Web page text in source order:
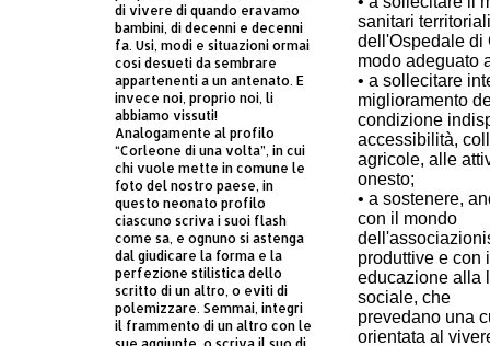
sanitari
dell'Ospedale di
modo adeguato
• a sollecitare
miglioramento
condizione
accessibilità,
agricole, alle
onesto;
• a sostenere,
con il mondo
produttive e con
educazione alla
sociale, che
prevedano una
orientata al
di vivere di quando eravamo
bambini, di decenni e decenni
fa. Usi, modi e situazioni ormai
così desueti da sembrare
appartenenti a un antenato. E
invece noi, proprio noi, li
abbiamo vissuti!
Analogamente al profilo
“Corleone di una volta”, in cui
chi vuole mette in comune le
foto del nostro paese, in
questo neonato profilo
ciascuno scriva i suoi flash
come sa, e ognuno si astenga
dal giudicare la forma e la
perfezione stilistica dello
scritto di un altro, o eviti di
polemizzare. Semmai, integri
il frammento di un altro con le